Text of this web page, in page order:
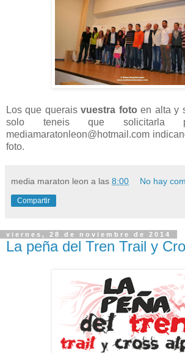
Los que queraisvuestra foto en alta y
solo teneis que solicitarla
mediamaratonleon@hotmail.com
foto.
media maraton leon a las 8:00 No hay
Compartir
viernes, 28 de noviembre de 2014
La peña del Tren Trail y